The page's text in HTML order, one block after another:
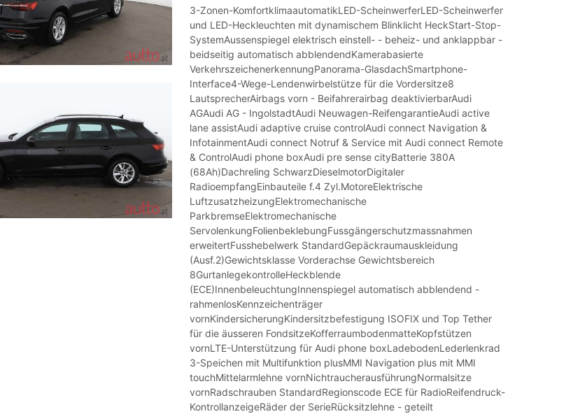
3-Zonen-KomfortklimaautomatikLED-ScheinwerferLED-Scheinwerfer
und LED-Heckleuchten mit dynamischem Blinklicht HeckStart-Stop-
SystemAussenspiegel elektrisch einstell- - beheiz- und anklappbar -
beidseitig automatisch abblendendKamerabasierte
VerkehrszeichenerkennungPanorama-GlasdachSmartphone-
Interface4-Wege-Lendenwirbelstütze für die Vordersitze8
LautsprecherAirbags vorn - Beifahrerairbag deaktivierbarAudi
AGAudi AG - IngolstadtAudi Neuwagen-ReifengarantieAudi active
lane assistAudi adaptive cruise controlAudi connect Navigation &
InfotainmentAudi connect Notruf & Service mit Audi connect Remote
& ControlAudi phone boxAudi pre sense cityBatterie 380A
(68Ah)Dachreling SchwarzDieselmotorDigitaler
RadioempfangEinbauteile f.4 Zyl.MotoreElektrische
LuftzusatzheizungElektromechanische
ParkbremseElektromechanische
ServolenkungFolienbeklebungFussgängerschutzmassnahmen
erweitertFusshebelwerk StandardGepäckraumauskleidung
(Ausf.2)Gewichtsklasse Vorderachse Gewichtsbereich
8GurtanlegekontrolleHeckblende
(ECE)InnenbeleuchtungInnenspiegel automatisch abblendend -
rahmenlosKennzeichenträger
vornKindersicherungKindersitzbefestigung ISOFIX und Top Tether
für die äusseren FondsitzeKofferraumbodenmatteKopfstützen
vornLTE-Unterstützung für Audi phone boxLadebodenLederlenkrad
3-Speichen mit Multifunktion plusMMI Navigation plus mit MMI
touchMittelarmlehne vornNichtraucherausführungNormalsitze
vornRadschrauben StandardRegionscode ECE für RadioReifendruck-
KontrollanzeigeRäder der SerieRücksitzlehne - geteilt